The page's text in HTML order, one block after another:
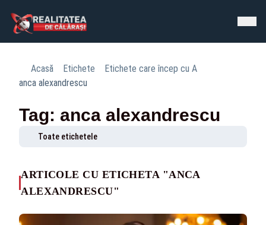
Acasă Etichete
Etichete care încep cu A
anca alexandrescu
Tag: anca alexandrescu
Toate etichetele
ARTICOLE CU ETICHETA "ANCA
ALEXANDRESCU"